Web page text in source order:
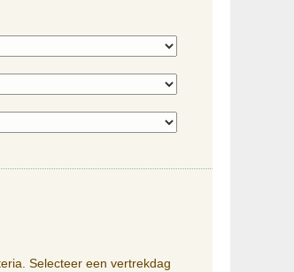
Selecteer een vertrekdag